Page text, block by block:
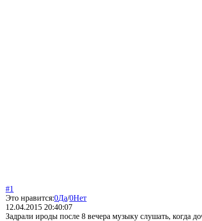
#1
Это нравится:0Да/0Нет
12.04.2015 20:40:07
Задрали ироды после 8 вечера музыку слушать, когда